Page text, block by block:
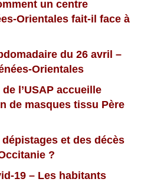
un centre
Orientales fait-il face à
du 26 avril –
Orientales
l’USAP accueille
de masques tissu Père
et des décès
?
19 – Les habitants